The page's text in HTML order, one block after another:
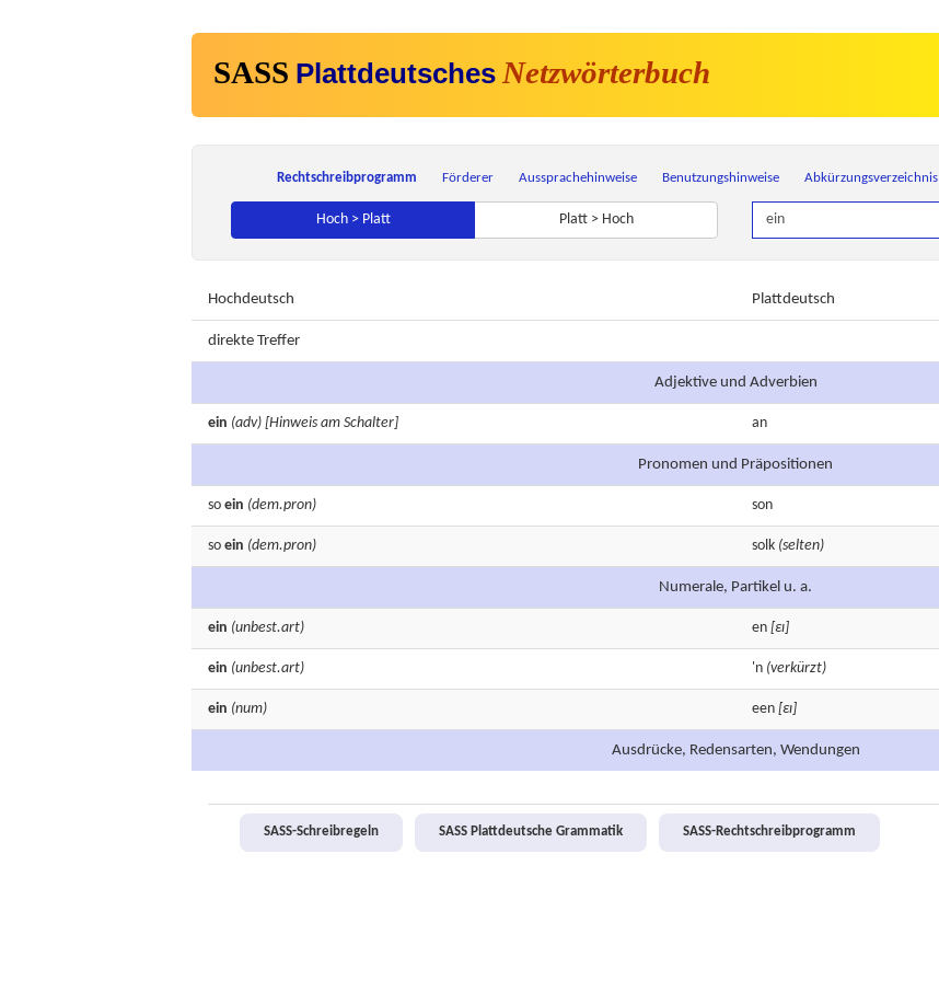
SASS Plattdeutsches Netzwörterbuch
Rechtschreibprogramm Förderer Aussprachehinweise Benutzungshinweise Abkürzungsverzeichnis
Hoch > Platt Platt > Hoch
Hochdeutsch Plattdeutsch
direkte Treffer
Adjektive und Adverbien
ein (adv) [Hinweis am Schalter] an
Pronomen und Präpositionen
so ein (dem.pron) son
so ein (dem.pron) solk (selten)
Numerale, Partikel u. a.
ein (unbest.art) en [εɪ]
ein (unbest.art) 'n (verkürzt)
ein (num) een [εɪ]
Ausdrücke, Redensarten, Wendungen
SASS-Schreibregeln SASS Plattdeutsche Grammatik
SASS-Rechtschreibprogramm